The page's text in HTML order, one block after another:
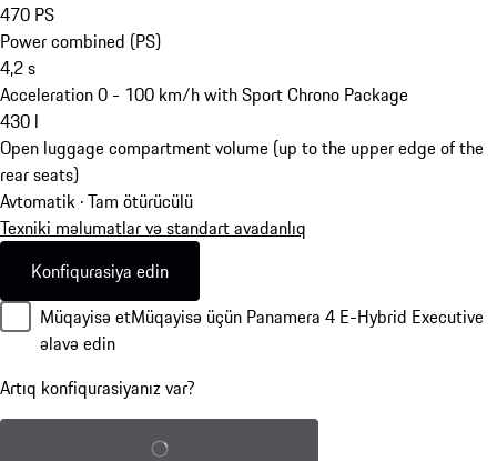
470 PS
Power combined (PS)
4,2s
Acceleration 0 - 100 km/h with Sport Chrono Package
430 l
Open luggage compartment volume (up to the upper edge of the
rear seats)
Avtomatik · Tam ötürücülü
Texniki məlumatlar və standart avadanlıq
Konfiqurasiya edin
Müqayisə etMüqayisə üçün Panamera 4 E-Hybrid Executive
əlavə edin
Artıq konfiqurasiyanız var?
Saxlanmış konfiqurasiyanı yükləyin